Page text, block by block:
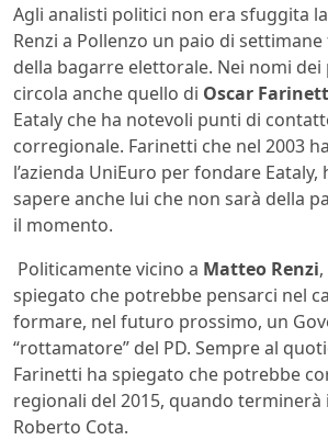
Agli analisti politici non era sfuggita
Renzi a Pollenzo un paio di
della bagarre elettorale. Nei nomi
circola anche quello di Oscar
Eataly che ha notevoli punti di
corregionale. Farinetti che nel 2003
l’azienda UniEuro per fondare Eataly,
sapere anche lui che non sarà della
il momento.
Politicamente vicino a Matteo Renzi
spiegato che potrebbe pensarci nel
formare, nel futuro prossimo, un
“rottamatore” del PD. Sempre al
Farinetti ha spiegato che potrebbe
regionali del 2015, quando terminerà
Roberto Cota.